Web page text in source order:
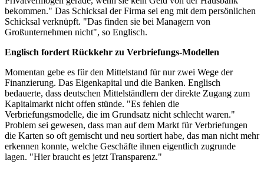
bekommen." Das Schicksal der Firma sei eng mit dem persönlichen
Schicksal verknüpft. "Das finden sie bei Managern von
Großunternehmen nicht", so Englisch.
Englisch fordert Rückkehr zu Verbriefungs-Modellen
Momentan gebe es für den Mittelstand für nur zwei Wege der
Finanzierung. Das Eigenkapital und die Banken. Englisch
bedauerte, dass deutschen Mittelständlern der direkte Zugang zum
Kapitalmarkt nicht offen stünde. "Es fehlen die
Verbriefungsmodelle, die im Grundsatz nicht schlecht waren."
Problem sei gewesen, dass man auf dem Markt für Verbriefungen
die Karten so oft gemischt und neu sortiert habe, das man nicht mehr
erkennen konnte, welche Geschäfte ihnen eigentlich zugrunde
lagen. "Hier braucht es jetzt Transparenz."